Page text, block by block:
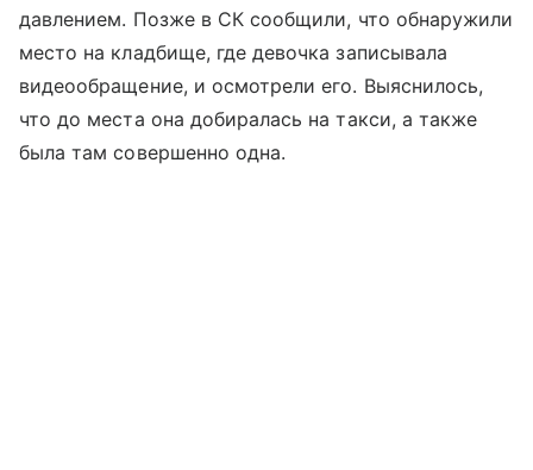
давлением. Позже в СК сообщили, что обнаружили
место на кладбище, где девочка записывала
видеообращение, и осмотрели его. Выяснилось,
что до места она добиралась на такси, а также
была там совершенно одна.